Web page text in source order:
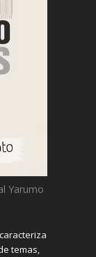
Yarumo
temas,